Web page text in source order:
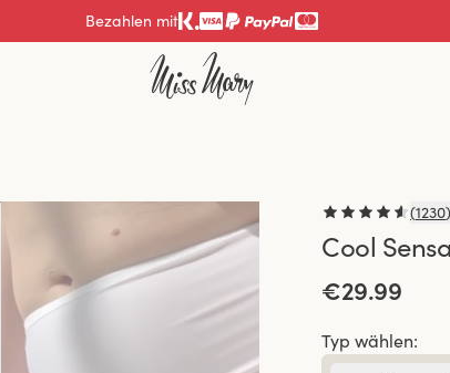
Bezahlen mit
(1230)
Cool
€29.99
Typ wählen: